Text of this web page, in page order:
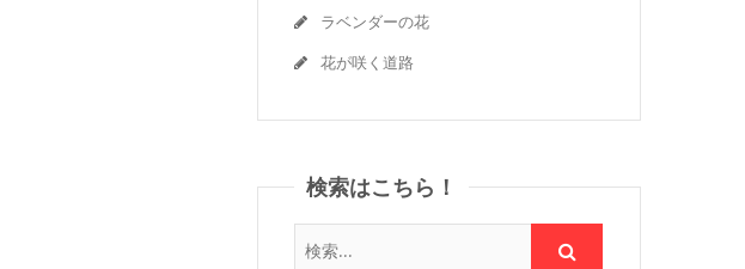
ラベンダーの花
花が咲く道路
検索はこちら！